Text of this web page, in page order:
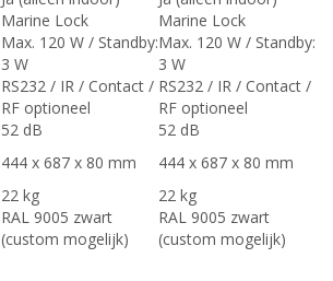
Marine Lock
Marine Lock
Max. 120 W / Standby:
3 W
Max. 120 W / Standby:
3 W
RS232 / IR / Contact /
RF optioneel
RS232 / IR / Contact /
RF optioneel
52 dB
52 dB
444 x 687 x 80 mm
444 x 687 x 80 mm
22 kg
22 kg
RAL 9005 zwart
(custom mogelijk)
RAL 9005 zwart
(custom mogelijk)